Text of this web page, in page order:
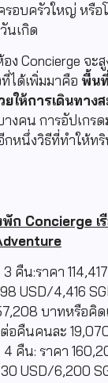
รอบครัวใหญ่ หรือ
นเกิด
ง Concierge จะ
ได้เพิ่มมาคือ พื้น
ให้การเดินทาง
างคน การอัปเกร
หนึ่งวิธีที่ทำให้ทริ
ก Concierge เ
คืน:ราคา
USD/4,416
บาทหรือคิด
อคืนคนละ
4 คืน: ราคา
USD/6,200